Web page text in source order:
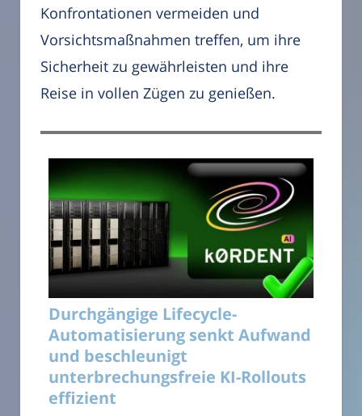
Konfrontationen vermeiden und
Vorsichtsmaßnahmen treffen, um ihre
Sicherheit zu gewährleisten und ihre
Reise in vollen Zügen zu genießen.
Durchgängige Lifecycle-
Automatisierung senkt Aufwand
und beschleunigt
unterbrechungsfreie KI-Rollouts
effizient